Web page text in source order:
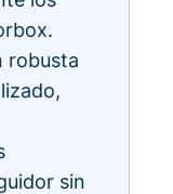
robusta
sin